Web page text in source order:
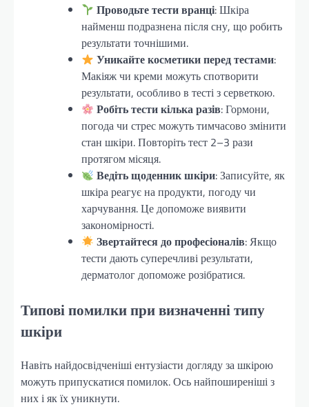
Проводьте тести вранці: Шкіра
найменш подразнена після сну, що робить
результати точнішими.
Уникайте косметики перед тестами:
Макіяж чи креми можуть спотворити
результати, особливо в тесті з серветкою.
Робіть тести кілька разів: Гормони,
погода чи стрес можуть тимчасово змінити
стан шкіри. Повторіть тест 2–3 рази
протягом місяця.
Ведіть щоденник шкіри: Записуйте, як
шкіра реагує на продукти, погоду чи
харчування. Це допоможе виявити
закономірності.
Звертайтеся до професіоналів: Якщо
тести дають суперечливі результати,
дерматолог допоможе розібратися.
Типові помилки при визначенні типу
шкіри
Навіть найдосвідченіші ентузіасти догляду за шкірою
можуть припускатися помилок. Ось найпоширеніші з
них і як їх уникнути.